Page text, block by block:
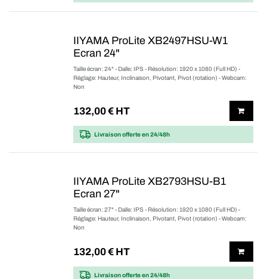
IIYAMA ProLite XB2497HSU-W1
Ecran 24"
Taille écran: 24" - Dalle: IPS - Résolution: 1920 x 1080 (Full HD) -
Réglage: Hauteur, Inclinaison, Pivotant, Pivot (rotation) - Webcam:
Non
132,00€ HT
Livraison offerteen 24/48h
IIYAMA ProLite XB2793HSU-B1
Ecran 27"
Taille écran: 27" - Dalle: IPS - Résolution: 1920 x 1080 (Full HD) -
Réglage: Hauteur, Inclinaison, Pivotant, Pivot (rotation) - Webcam:
Non
132,00€ HT
Livraison offerteen 24/48h